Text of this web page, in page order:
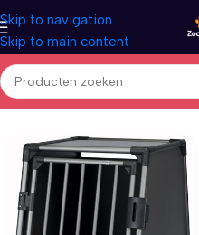
Skip to navigation
Skip to main content
Home/Honden/Vervoersbox